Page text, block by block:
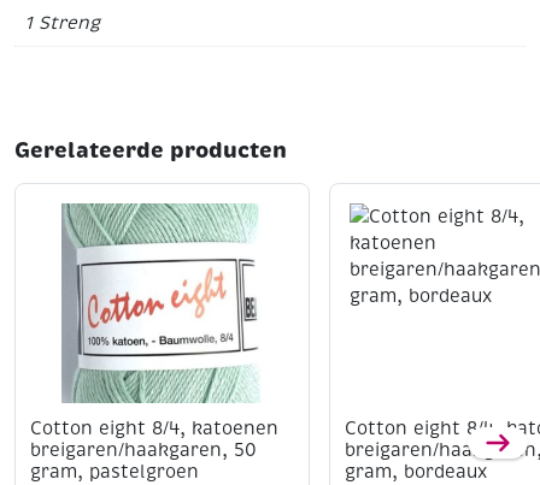
1 Streng
Gerelateerde producten
Cotton eight 8/4, katoenen
breigaren/haakgaren, 50
gram, pastelgroen
Cotton eight 8/4,
breigaren/
gram, bordeaux